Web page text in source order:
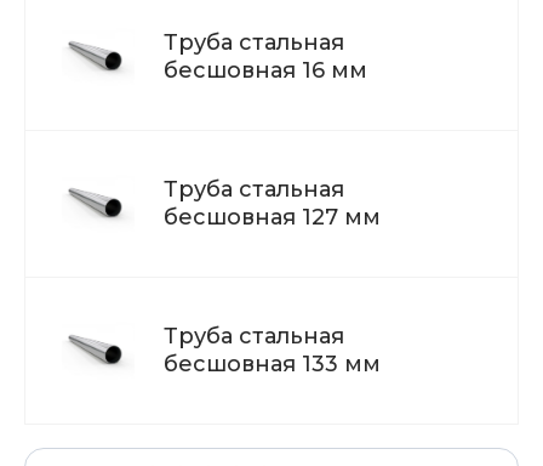
Труба стальная
бесшовная 16 мм
Труба стальная
бесшовная 127 мм
Труба стальная
бесшовная 133 мм